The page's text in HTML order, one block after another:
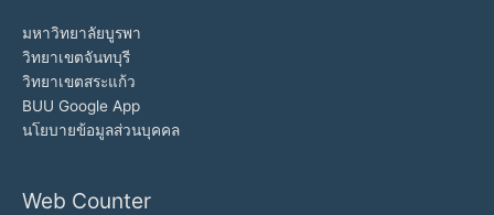
มหาวิทยาลัยบูรพา
วิทยาเขตจันทบุรี
วิทยาเขตสระแก้ว
BUU Google App
นโยบายข้อมูลส่วนบุคคล
Web Counter